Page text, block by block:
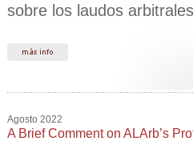
sobre los laudos
Agosto 2022
A Brief Comment on ALArb’s